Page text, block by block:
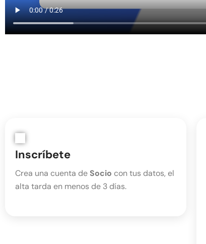
Inscríbete
Crea una cuenta de Socio con tus datos, el
alta tarda en menos de 3 días.